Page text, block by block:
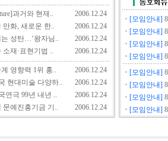
정명 작가님의 전시를 축하합니다.
2007 Drawing 전을 축하드립니다.
미령 작가님의 전시를 축하합니다.
로운 시대의 문을열며...신년기획
종곤 작가님의 전시를 축하합니다.
Cacophony(불협화음) II
“2007 젊은작가전” 을 축하합니다.
과거와 현재..
2006.12.24
만화, 새로운 한..
2006.12.24
는 성탄…‘왕자님..
2006.12.24
소재·표현기법 .. 2006.12.24
영향력 1위 홍..
2006.12.24
현대미술 다양하..
2006.12.24
연극 99년 내년 ..
2006.12.24
문예진흥기금 기.. 2006.12.24
[모임안내]
[모임안내]
[모임안내]
[모임안내]
[모임안내]
[모임안내]
[모임안내]
[모임안내]